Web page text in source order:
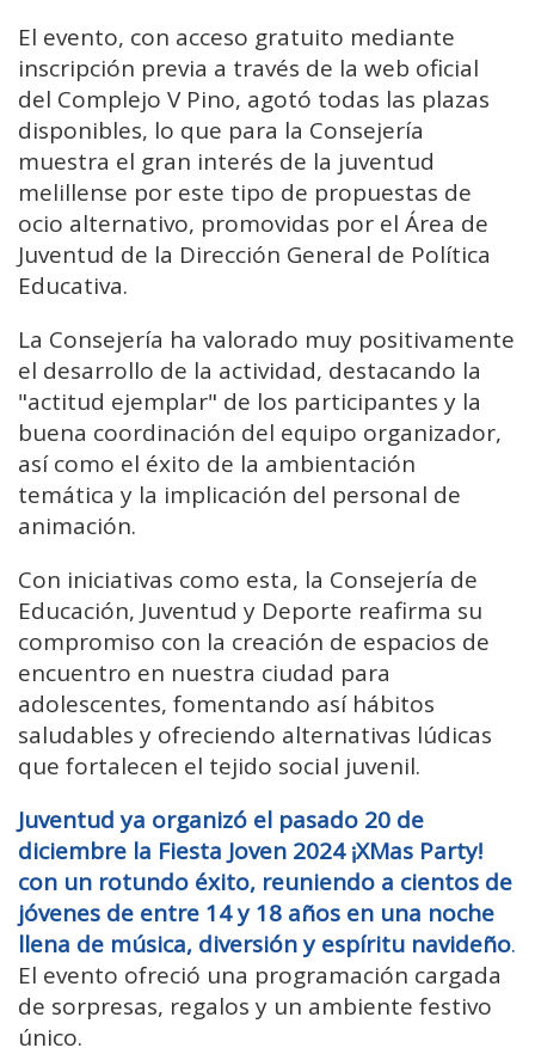
El evento, con acceso gratuito mediante
inscripción previa a través de la web oficial
del Complejo V Pino, agotó todas las plazas
disponibles, lo que para la Consejería
muestra el gran interés de la juventud
melillense por este tipo de propuestas de
ocio alternativo, promovidas por el Área de
Juventud de la Dirección General de Política
Educativa.
La Consejería ha valorado muy positivamente
el desarrollo de la actividad, destacando la
"actitud ejemplar" de los participantes y la
buena coordinación del equipo organizador,
así como el éxito de la ambientación
temática y la implicación del personal de
animación.
Con iniciativas como esta, la Consejería de
Educación, Juventud y Deporte reafirma su
compromiso con la creación de espacios de
encuentro en nuestra ciudad para
adolescentes, fomentando así hábitos
saludables y ofreciendo alternativas lúdicas
que fortalecen el tejido social juvenil.
Juventud ya organizó el pasado 20 de
diciembre la Fiesta Joven 2024 ¡XMas Party!
con un rotundo éxito, reuniendo a cientos de
jóvenes de entre 14 y 18 años en una noche
llena de música, diversión y espíritu navideño.
El evento ofreció una programación cargada
de sorpresas, regalos y un ambiente festivo
único.